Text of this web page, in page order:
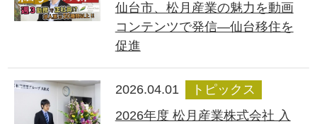
仙台市、松月産業の魅力を動画
コンテンツで発信―仙台移住を
促進
2026.04.01
トピックス
2026年度 松月産業株式会社 入